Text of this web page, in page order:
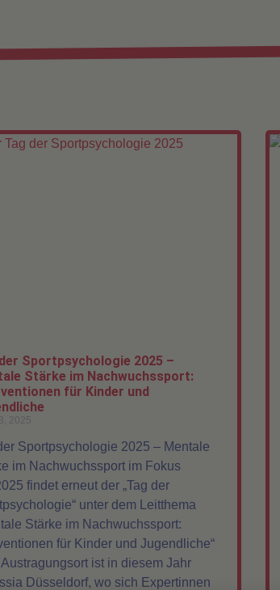
Sportpsychologie 2025 –
Stärke im Nachwuchssport:
für Kinder und
2025
Sportpsychologie 2025 – Mentale
im Nachwuchssport im Fokus
findet erneut der „Tag der
unter dem Leitthema
Stärke im Nachwuchssport:
für Kinder und Jugendliche“
Austragungsort ist in diesem Jahr
Düsseldorf, wo sich Expertinnen